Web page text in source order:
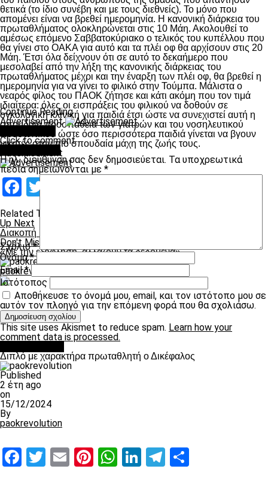
θετικά (το ίδιο συνέβη και με τους διεθνείς). Το μόνο που
απομένει είναι να βρεθεί ημερομηνία. Η κανονική διάρκεια του
πρωταθλήματος ολοκληρώνεται στις 10 Μάη. Ακολουθεί το
αμέσως επόμενο Σαββατοκύριακο ο τελικός του κυπέλλου που
θα γίνει στο ΟΑΚΑ για αυτό και τα πλέι οφ θα αρχίσουν στις 20
Μάη. Έτσι όλα δείχνουν ότι σε αυτό το δεκαήμερο που
μεσολαβεί από την λήξη της κανονικής διάρκειας του
πρωταθλήματος μέχρι και την έναρξη των πλέι οφ, θα βρεθεί η
ημερομηνία για να γίνει το φιλικό στην Τούμπα. Μάλιστα ο
νεαρός φίλος του ΠΑΟΚ ζήτησε και κάτι ακόμη που τον τιμά
ιδιαίτερα: όλες οι εισπράξεις του φιλικού να δοθούν σε
ογκολογική κλινική για παιδιά έτσι ώστε να συνεχιστεί αυτή η
σπουδαία προσπάθεια των γιατρών και του νοσηλευτικού
προσωπικού ώστε όσο περισσότερα παιδιά γίνεται να βγουν
νικητές στην πιο σπουδαία μάχη της ζωής τους.
Advertisement
Facebook
Related Topics:
Up Next
Διακοπή και διαιτησία λύγισαν τον ΠΑΟΚ στην Κυψέλη
Don't Miss
«Με την εξόφληση, αλλάζουν τα δεδομένα»
paokrevolution
Continue Reading
Advertisement
Click to comment
Η ηλ. διεύθυνση σας δεν δημοσιεύεται. Τα υποχρεωτικά
πεδία σημειώνονται με *
Σχόλιο*
Όνομα*
Email*
Ιστότοπος
Αποθήκευσε το όνομά μου, email, και τον ιστότοπο μου σε
αυτόν τον πλοηγό για την επόμενη φορά που θα σχολιάσω.
This site uses Akismet to reduce spam. Learn how your
comment data is processed.
Διπλό με χαρακτήρα πρωταθλητή ο Δικέφαλος
Published
2 έτη ago
on
15/12/2024
By
paokrevolution
Facebook
Twitter
EmailPinterest
WhatsApp
LinkedIn
Telegram